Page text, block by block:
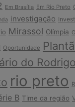
Em Brasília Em Rio Preto
investigação
Mirassol Olímpia
Oportunidade
do
rio preto
B Time da região